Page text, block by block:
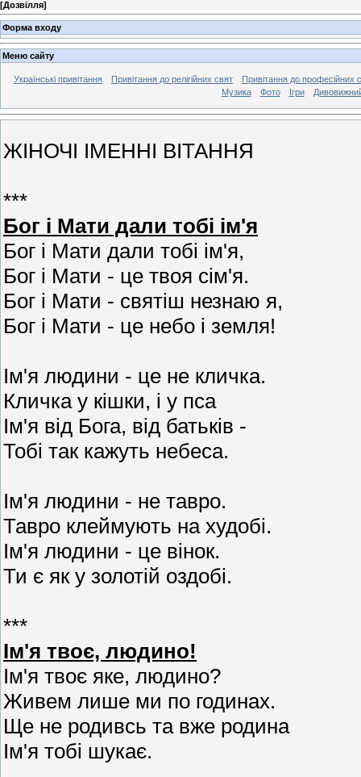
[Дозвілля]
Форма входу
Меню сайту
Українські привітання Привітання до релігійних свят
Привітання до професійних
Музика
Фото Ігри
ЖІНОЧІ ІМЕННІ ВІТАННЯ
***
Бог і Мати дали тобі ім'я
Бог і Мати дали тобі ім'я,
Бог і Мати - це твоя сім'я.
Бог і Мати - святіш незнаю я,
Бог і Мати - це небо і земля!
Ім'я людини - це не кличка.
Кличка у кішки, і у пса
Ім'я від Бога, від батьків -
Тобі так кажуть небеса.
Ім'я людини - не тавро.
Тавро клеймують на худобі.
Ім'я людини - це вінок.
Ти є як у золотій оздобі.
***
Ім'я твоє, людино!
Ім'я твоє яке, людино?
Живем лише ми по годинах.
Ще не родивсь та вже родина
Ім'я тобі шукає.